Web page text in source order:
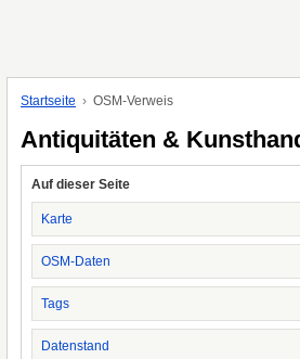
Startseite OSM-Verweis
Antiquitäten &
Auf dieser Seite
Karte
OSM-Daten
Tags
Datenstand